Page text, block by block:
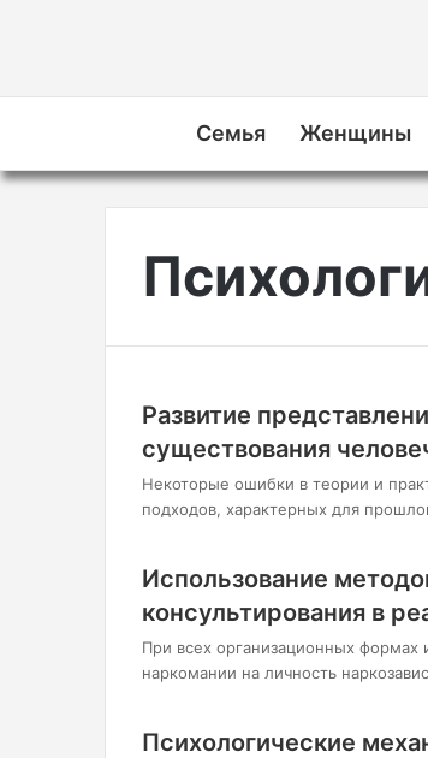
Семья Женщины
Развитие
существования
Некоторые ошибки в теории и
подходов, характерных для
Использование
консультирования в
При всех организационных формах
наркомании на личность
Психологические